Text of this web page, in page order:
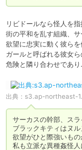
リビドールなら怪人を指
街の平和を乱す組織、サ
欲望に忠実に動く彼らを
ガールと呼ばれる彼女ら
危険と隣り合わせであ
出典： s3.ap-northeast-
サーカスの幹部、スラ
ブラックキティはヌ
欲望がひと際強いもの
私も立派な異種姦怪